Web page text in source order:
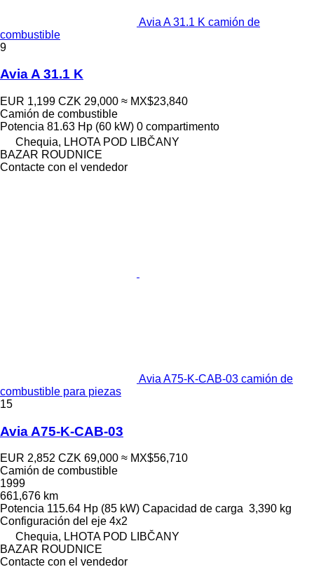
Avia A 31.1 K camión de
combustible
9
Avia A 31.1 K
EUR 1,199 CZK 29,000 ≈ MX$23,840
Camión de combustible
Potencia 81.63 Hp (60 kW) 0 compartimento
Chequia, LHOTA POD LIBČANY
BAZAR ROUDNICE
Contacte con el vendedor
Avia A75-K-CAB-03 camión de
combustible para piezas
15
Avia A75-K-CAB-03
EUR 2,852 CZK 69,000 ≈ MX$56,710
Camión de combustible
1999
661,676 km
Potencia 115.64 Hp (85 kW) Capacidad de carga 3,390 kg
Configuración del eje 4x2
Chequia, LHOTA POD LIBČANY
BAZAR ROUDNICE
Contacte con el vendedor